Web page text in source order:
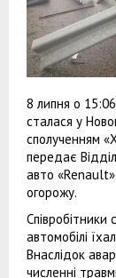
8 липня о
сталася у
сполученням
передає Відділ
авто
огорожу.
Співробітники
автомобілі
Внаслідок
численні